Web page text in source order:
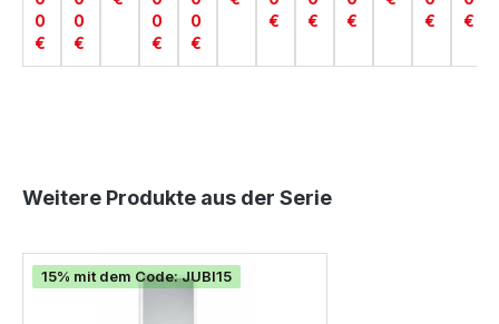
0
€
0
€
0
€
0
€
€
€
€
€
€
Produktgalerie überspringen
Weitere Produkte aus der Serie
15% mit dem Code: JUBI15